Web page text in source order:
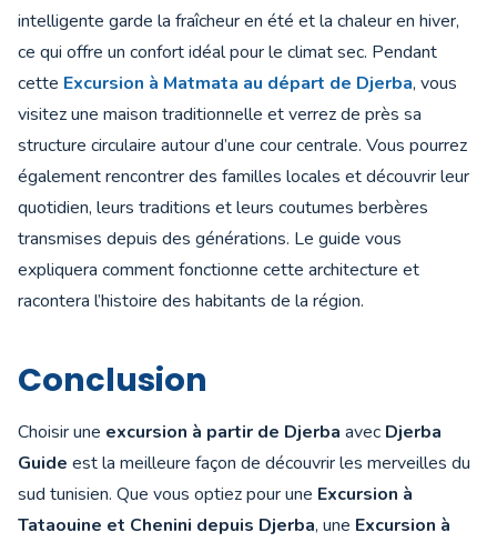
intelligente garde la fraîcheur en été et la chaleur en hiver,
ce qui offre un confort idéal pour le climat sec. Pendant
cette Excursion à Matmata au départ de Djerba, vous
visitez une maison traditionnelle et verrez de près sa
structure circulaire autour d’une cour centrale. Vous pourrez
également rencontrer des familles locales et découvrir leur
quotidien, leurs traditions et leurs coutumes berbères
transmises depuis des générations. Le guide vous
expliquera comment fonctionne cette architecture et
racontera l’histoire des habitants de la région.
Conclusion
Choisir une excursion à partir de Djerba avec Djerba
Guide est la meilleure façon de découvrir les merveilles du
sud tunisien. Que vous optiez pour une Excursion à
Tataouine et Chenini depuis Djerba, une Excursion à